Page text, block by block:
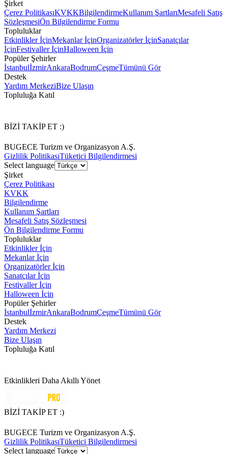
Şirket
Çerez PolitikasıKVKKBilgilendirmeKullanım ŞartlarıMesafeli Satış
SözleşmesiÖn Bilgilendirme Formu
Topluluklar
Etkinlikler İçinMekanlar İçinOrganizatörler İçinSanatçılar
İçinFestivaller İçinHalloween İçin
Popüler Şehirler
İstanbulİzmirAnkaraBodrumÇeşmeTümünü Gör
Destek
Yardım MerkeziBize Ulaşın
Topluluğa Katıl
BİZİ TAKİP ET :)
BUGECE Turizm ve Organizasyon A.Ş.
Gizlilik PolitikasıTüketici Bilgilendirmesi
Select language
Şirket
Çerez Politikası
KVKK
Bilgilendirme
Kullanım Şartları
Mesafeli Satış Sözleşmesi
Ön Bilgilendirme Formu
Topluluklar
Etkinlikler İçin
Mekanlar İçin
Organizatörler İçin
Sanatçılar İçin
Festivaller İçin
Halloween İçin
Popüler Şehirler
İstanbulİzmirAnkaraBodrumÇeşmeTümünü Gör
Destek
Yardım Merkezi
Bize Ulaşın
Topluluğa Katıl
Etkinlikleri Daha Akıllı Yönet
BİZİ TAKİP ET :)
BUGECE Turizm ve Organizasyon A.Ş.
Gizlilik PolitikasıTüketici Bilgilendirmesi
Select language